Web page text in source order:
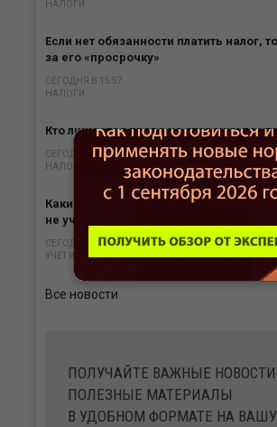
НАЛОГИ
Если нет обязанности платить налог,
за его «просрочку»
СЕГОДНЯ В 15:57
НАЛОГИ
Кто лишается права на отсрочку по
СЕГОДНЯ В 15:35
НАЛОГИ
Какие выплаты призванным на
не учитываются в расходах
СЕГОДНЯ В 15:00
УЧЕТ И ОТЧЕТНОСТЬ
Все новости
ПОЛУЧАЙТЕ ВАЖНЫЕ
ПОЛЕЗНЫЕ МАТЕРИАЛЫ
В УДОБНОМ ФОРМАТЕ НА